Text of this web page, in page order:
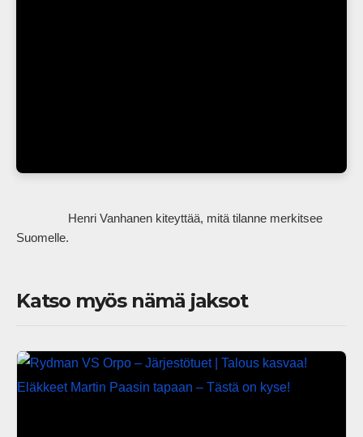
Suomelle.
Katso myös nämä jaksot